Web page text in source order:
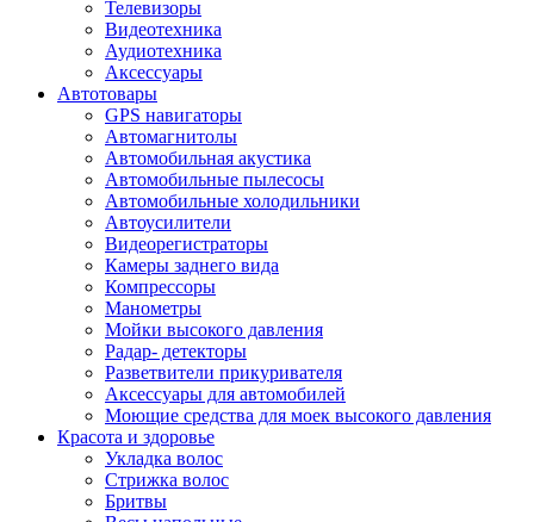
Телевизоры
Видеотехника
Аудиотехника
Аксессуары
Автотовары
GPS навигаторы
Автомагнитолы
Автомобильная акустика
Автомобильные пылесосы
Автомобильные холодильники
Автоусилители
Видеорегистраторы
Камеры заднего вида
Компрессоры
Манометры
Мойки высокого давления
Радар- детекторы
Разветвители прикуривателя
Аксессуары для автомобилей
Моющие средства для моек высокого давления
Красота и здоровье
Укладка волос
Стрижка волос
Бритвы